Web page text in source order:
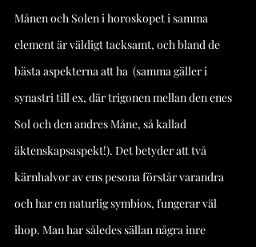
Månen och Solen i horoskopet i samma
element är väldigt tacksamt, och bland de
bästa aspekterna att ha  (samma gäller i
synastri till ex, där trigonen mellan den enes
Sol och den andres Måne, så kallad
äktenskapsaspekt!). Det betyder att två
kärnhalvor av ens pesona förstår varandra
och har en naturlig symbios, fungerar väl
ihop. Man har således sällan några inre